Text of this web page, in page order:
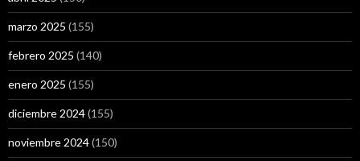
marzo 2025 (155)
febrero 2025 (140)
enero 2025 (155)
diciembre 2024(155)
noviembre 2024(150)